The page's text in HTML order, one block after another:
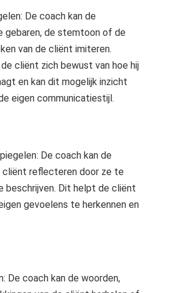
De coach kan de
gebaren, de stemtoon of de
van de cliënt imiteren.
cliënt zich bewust van hoe hij
en kan dit mogelijk inzicht
eigen communicatiestijl.
De coach kan de
cliënt reflecteren door ze te
beschrijven. Dit helpt de cliënt
gevoelens te herkennen en
De coach kan de woorden,